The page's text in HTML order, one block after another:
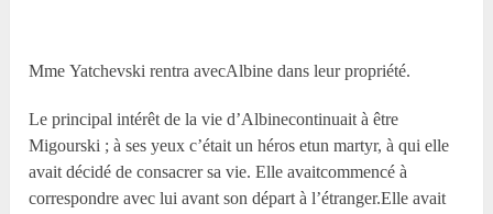
Mme Yatchevski rentra avecAlbine dans leur propriété.
Le principal intérêt de la vie d’Albinecontinuait à être
Migourski ; à ses yeux c’était un héros etun martyr, à qui elle
avait décidé de consacrer sa vie. Elle avaitcommencé à
correspondre avec lui avant son départ à l’étranger.Elle avait